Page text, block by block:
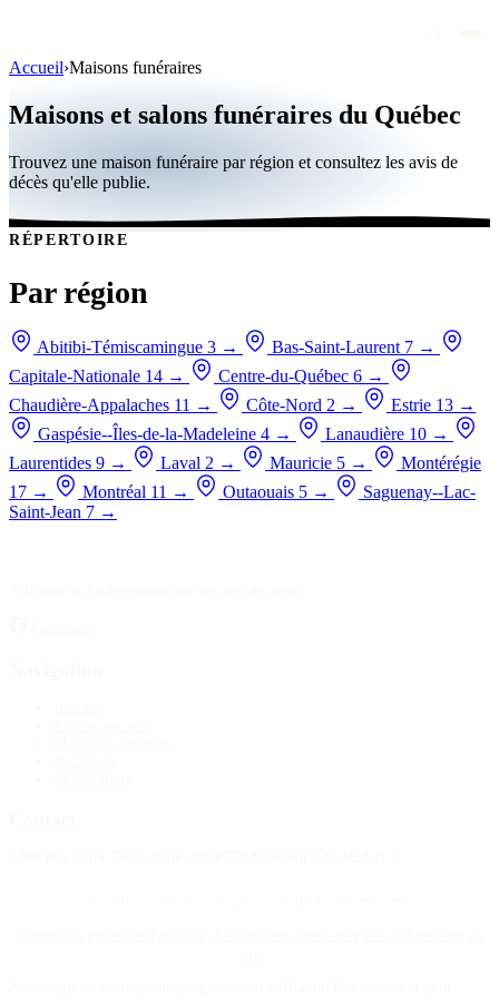
Personnalités publiques
Québec
Par région
Maisons funéraires
Blog
Accueil›Maisons funéraires
Maisons et salons funéraires du Québec
Trouvez une maison funéraire par région et consultez les avis de
décès qu'elle publie.
RÉPERTOIRE
Par région
Abitibi-Témiscamingue 3 → Bas-Saint-Laurent 7 →
Capitale-Nationale 14 → Centre-du-Québec 6 →
Chaudière-Appalaches 11 → Côte-Nord 2 → Estrie 13 →
Gaspésie--Îles-de-la-Madeleine 4 → Lanaudière 10 →
Laurentides 9 → Laval 2 → Mauricie 5 →
Montérégie
17 → Montréal 11 → Outaouais 5 →
Saguenay--Lac-
Saint-Jean 7 →